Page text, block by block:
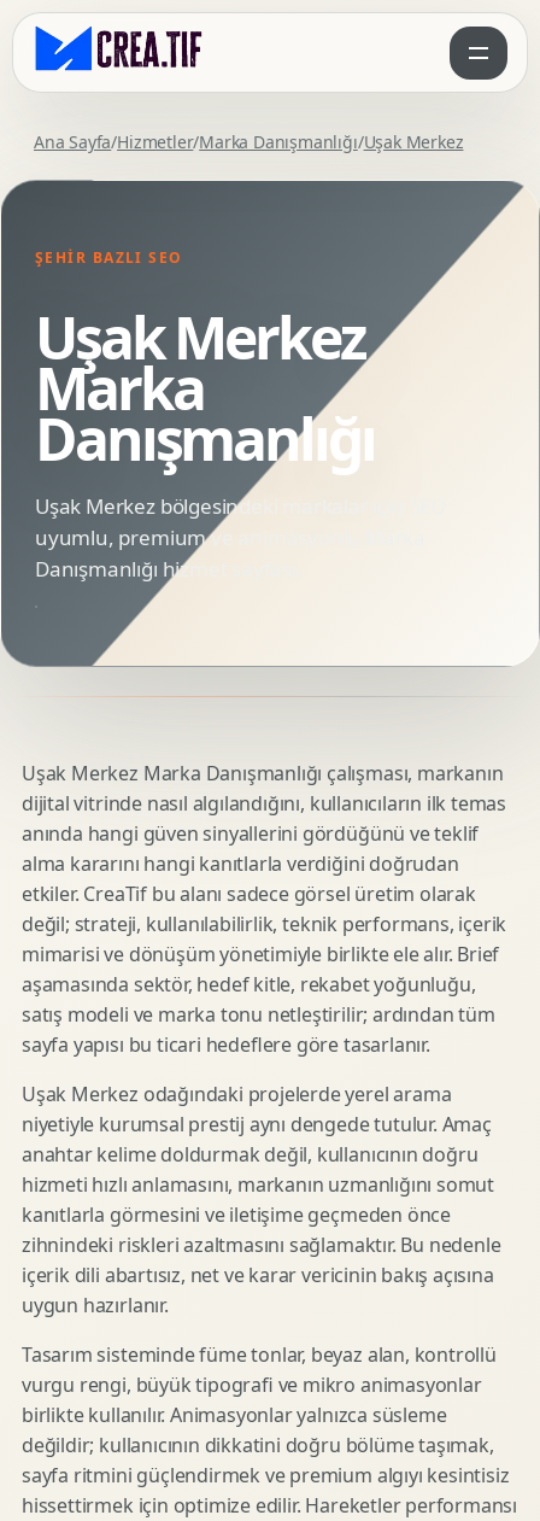
Ana Sayfa/Hizmetler/Marka Danışmanlığı/Uşak Merkez
ŞEHIR BAZLI SEO
Uşak Merkez
Marka
Danışmanlığı
Uşak Merkez bölgesindeki markalar için SEO
uyumlu, premium ve animasyonlu Marka
Danışmanlığı hizmet sayfası.
Uşak Merkez Marka Danışmanlığı çalışması, markanın
dijital vitrinde nasıl algılandığını, kullanıcıların ilk temas
anında hangi güven sinyallerini gördüğünü ve teklif
alma kararını hangi kanıtlarla verdiğini doğrudan
etkiler. CreaTif bu alanı sadece görsel üretim olarak
değil; strateji, kullanılabilirlik, teknik performans, içerik
mimarisi ve dönüşüm yönetimiyle birlikte ele alır. Brief
aşamasında sektör, hedef kitle, rekabet yoğunluğu,
satış modeli ve marka tonu netleştirilir; ardından tüm
sayfa yapısı bu ticari hedeflere göre tasarlanır.
Uşak Merkez odağındaki projelerde yerel arama
niyetiyle kurumsal prestij aynı dengede tutulur. Amaç
anahtar kelime doldurmak değil, kullanıcının doğru
hizmeti hızlı anlamasını, markanın uzmanlığını somut
kanıtlarla görmesini ve iletişime geçmeden önce
zihnindeki riskleri azaltmasını sağlamaktır. Bu nedenle
içerik dili abartısız, net ve karar vericinin bakış açısına
uygun hazırlanır.
Tasarım sisteminde füme tonlar, beyaz alan, kontrollü
vurgu rengi, büyük tipografi ve mikro animasyonlar
birlikte kullanılır. Animasyonlar yalnızca süsleme
değildir; kullanıcının dikkatini doğru bölüme taşımak,
sayfa ritmini güçlendirmek ve premium algıyı kesintisiz
hissettirmek için optimize edilir. Hareketler performansı